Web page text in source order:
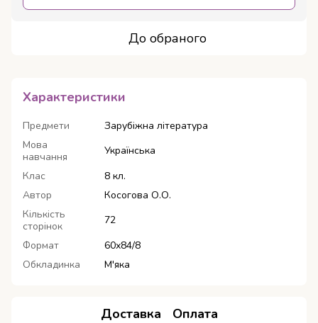
До обраного
Характеристики
Предмети
Зарубіжна література
Мова
навчання
Українська
Клас
8 кл.
Автор
Косогова О.О.
Кількість
сторінок
72
Формат
60х84/8
Обкладинка
М'яка
Доставка Оплата